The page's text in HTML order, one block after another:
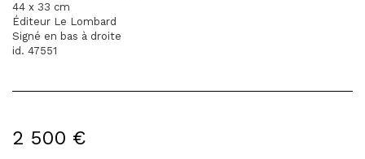
44 x 33 cm
Éditeur Le Lombard
Signé en bas à droite
id. 47551
2 500 €